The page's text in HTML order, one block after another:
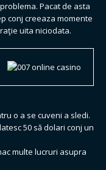
Pacat de asta
conj creeaza momente
uita niciodata.
o a se cuveni a sledi.
50 să dolari conj un
multe lucruri asupra